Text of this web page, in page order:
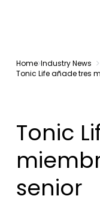
Home Industry News
Tonic Life añade tres
Tonic
senior